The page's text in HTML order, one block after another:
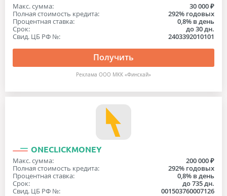
Макс. сумма:
30 000 ₽
Полная стоимость кредита:
292% годовых
Процентная ставка:
0,8% в день
Срок:
до 30 дн.
Свид. ЦБ РФ №:
2403392010101
Получить
Реклама ООО МКК «Финскай»
ONECLICKMONEY
Макс. сумма:
200 000 ₽
Полная стоимость кредита:
292% годовых
Процентная ставка:
0,8% в день
Срок:
до 735 дн.
Свид. ЦБ РФ №:
001503760007126